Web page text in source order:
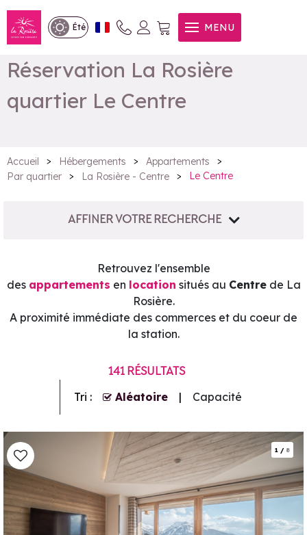
Été MENU
Réservation La Rosière
quartier Le Centre
Accueil > Hébergements > Appartements
>
Par quartier
> La Rosière - Centre > Le Centre
AFFINER VOTRE RECHERCHE
Retrouvez l'ensemble
des appartements en location situés au Centrede La
Rosière.
A proximité immédiate des commerces et du coeur de
la station.
141RÉSULTATS
Tri : Aléatoire Capacité
1 / 8